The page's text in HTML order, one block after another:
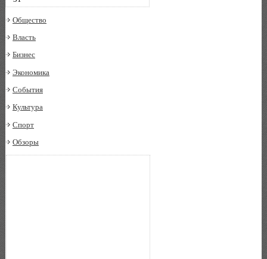
Общество
Власть
Бизнес
Экономика
События
Культура
Спорт
Обзоры